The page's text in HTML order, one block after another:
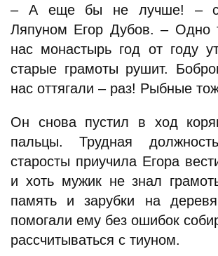
– А еще бы не лучше! –
Ляпуном Егор Дубов. – Одно
нас монастырь год от году
старые грамоты рушит.
нас оттягали – раз! Рыбные
Он снова пустил в ход
пальцы. Трудная
старосты приучила Егора
и хоть мужик не знал
память и зарубки на
помогали ему без ошибок
рассчитываться с тиуном.